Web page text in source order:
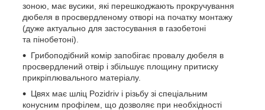
зоною, має вусики, які перешкоджають прокручування
дюбеля в просвердленому отворі на початку монтажу
(дуже актуально для застосування в газобетоні
та пінобетоні).
Грибоподібний комір запобігає провалу дюбеля в
просвердлений отвір і збільшує площину притиску
прикріплювального матеріалу.
Цвях має шліц Pozidriv і різьбу зі спеціальним
конусним профілем, що дозволяє при необхідності